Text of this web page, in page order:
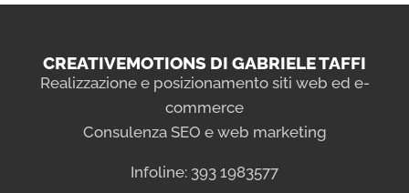
CREATIVEMOTIONS DI GABRIELE TAFFI
Realizzazione e posizionamento siti web ed e-
commerce
Consulenza SEO e web marketing
Infoline: 393 1983577